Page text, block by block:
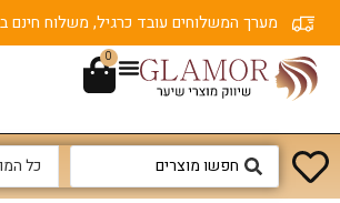
מערך המשלוחים עובד כרגיל, משלוח חינם בכל
0